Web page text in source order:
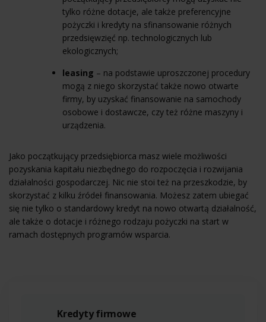
tylko różne dotacje, ale także preferencyjne
pożyczki i kredyty na sfinansowanie różnych
przedsięwzięć np. technologicznych lub
ekologicznych;
leasing – na podstawie uproszczonej procedury
mogą z niego skorzystać także nowo otwarte
firmy, by uzyskać finansowanie na samochody
osobowe i dostawcze, czy też różne maszyny i
urządzenia.
Jako początkujący przedsiębiorca masz wiele możliwości
pozyskania kapitału niezbędnego do rozpoczęcia i rozwijania
działalności gospodarczej. Nic nie stoi też na przeszkodzie, by
skorzystać z kilku źródeł finansowania. Możesz zatem ubiegać
się nie tylko o standardowy kredyt na nowo otwartą działalność,
ale także o dotacje i różnego rodzaju pożyczki na start w
ramach dostępnych programów wsparcia.
Kredyty firmowe